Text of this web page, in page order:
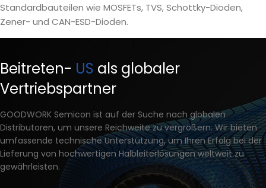
Standardbauteilen wie MOSFETs, TVS, Schottky-Dioden,
Zener- und CAN-ESD-Dioden.
Beitreten- US als globaler
Vertriebspartner
GOODWORK Semicon ist auf der Suche nach globalen
Distributoren, um unsere Reichweite zu vergrößern. Wir bieten
umfassende technische Unterstützung, um Ihren Erfolg bei der
Lieferung von hochwertigen Halbleiterlösungen weltweit zu
gewährleisten.